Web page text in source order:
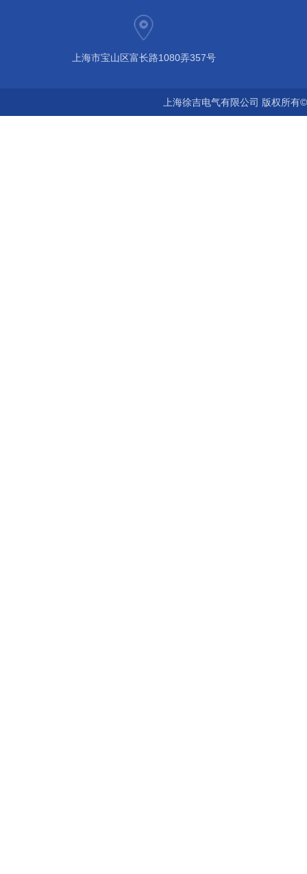
上海市宝山区富长路1080弄357号
上海徐吉电气有限公司 版权所